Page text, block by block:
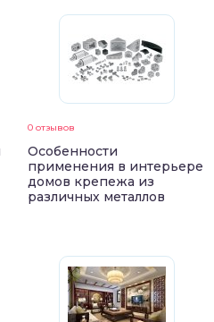
0 отзывов
Особенности
применения в интерьере
домов крепежа из
различных металлов